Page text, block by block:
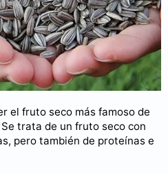
el fruto seco más famoso de
trata de un fruto seco con
pero también de proteínas e